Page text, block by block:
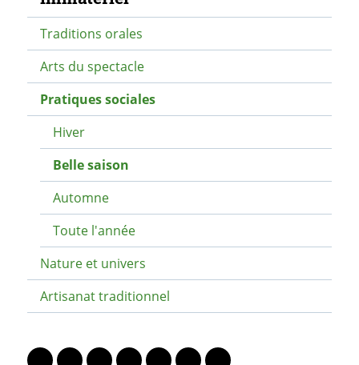
Traditions orales
Arts du spectacle
Pratiques sociales
Hiver
Belle saison
Automne
Toute l'année
Nature et univers
Artisanat traditionnel